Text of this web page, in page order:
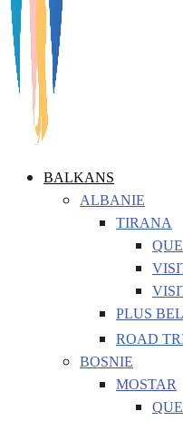
BALKANS
ALBANIE
TIRANA
PLUS
ROAD
BOSNIE
MOSTAR